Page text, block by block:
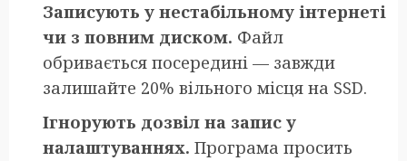
Записують у нестабільному інтернеті
чи з повним диском. Файл
обривається посередині — завжди
залишайте 20% вільного місця на SSD.
Ігнорують дозвіл на запис у
налаштуваннях. Програма просить